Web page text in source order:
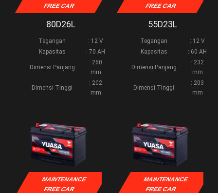
FREE CAR
80D26L
Tegangan
: 12 V
Kapasitas
: 70 AH
Dimensi Panjang
: 260
mm
Dimensi Tinggi
: 202
mm
FREE CAR
55D23L
Tegangan
: 12 V
Kapasitas
: 60 AH
Dimensi Panjang
: 232
mm
Dimensi Tinggi
: 203
mm
MAINTENANCE
FREE CAR
MAINTENANCE
FREE CAR